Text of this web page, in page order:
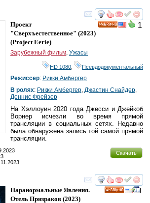
смотреть
1
Проект
"Сверхъестественное" (2023)
(Project Eerie)
Зарубежный фильм Ужасы
HD 1080 Псевдодокументальный
Режиссер: Рикки Амбергер
В ролях: Рикки Амбергер Джастин Снайдер
Деннис Фрейзер
На Хэллоуин 2020 года Джесси и Джейкоб
Ворнер исчезли во время прямой
трансляции в социальных сетях. Недавно
была обнаружена запись той самой прямой
трансляции.
Скачать
смотреть
Паранормальные Явления.
Отель Призраков (2023)